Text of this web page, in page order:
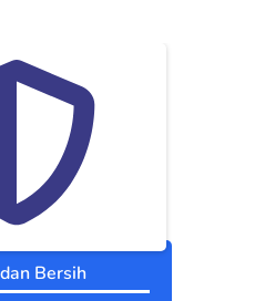
Bersih